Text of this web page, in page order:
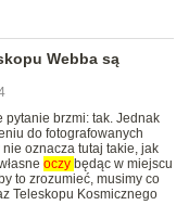
Webba są
pytanie brzmi: tak. Jednak
do fotografowanych
oznacza tutaj takie, jak
oczy będąc w miejscu
to zrozumieć, musimy co
Teleskopu Kosmicznego